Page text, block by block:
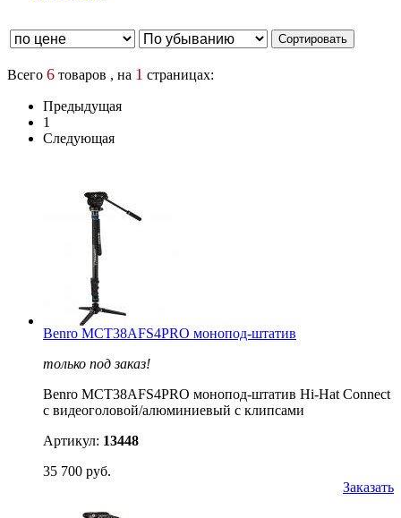
Всего 6 товаров , на 1 страницах:
Предыдущая
1
Следующая
Benro MCT38AFS4PRO монопод-штатив
только под заказ!
Benro MCT38AFS4PRO монопод-штатив Hi-Hat Connect
с видеоголовой/алюминиевый с клипсами
Артикул: 13448
35 700 руб.
Заказать